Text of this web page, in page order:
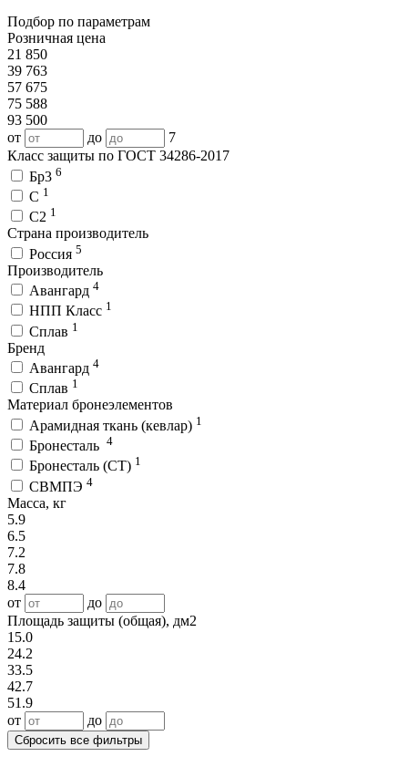
Подбор по параметрам
Розничная цена
21 850
39 763
57 675
75 588
93 500
от
до
7
Класс защиты по ГОСТ 34286-2017
Бр3 6
С 1
С2 1
Страна производитель
Россия 5
Производитель
Авангард 4
НПП Класс 1
Сплав 1
Бренд
Авангард 4
Сплав 1
Материал бронеэлементов
Арамидная ткань (кевлар) 1
Бронесталь 4
Бронесталь (СТ) 1
СВМПЭ 4
Масса, кг
5.9
6.5
7.2
7.8
8.4
от
до
Площадь защиты (общая), дм2
15.0
24.2
33.5
42.7
51.9
от
до
Сбросить все фильтры